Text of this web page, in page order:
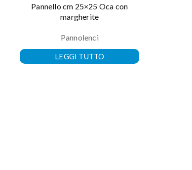
Pannello cm 25×25 Oca con
margherite
Pannolenci
LEGGI TUTTO